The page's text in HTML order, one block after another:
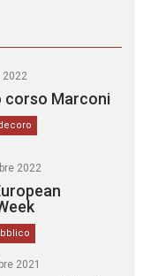
2022
corso Marconi
2022
2021